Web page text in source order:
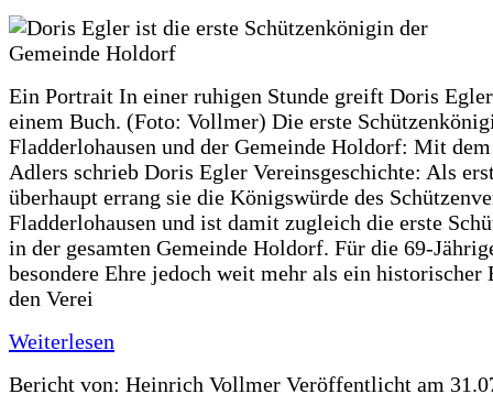
Ein Portrait In einer ruhigen Stunde greift Doris
einem Buch. (Foto: Vollmer) Die erste
Fladderlohausen und der Gemeinde Holdorf: Mit
Adlers schrieb Doris Egler Vereinsgeschichte: Als
überhaupt errang sie die Königswürde des
Fladderlohausen und ist damit zugleich die erste
in der gesamten Gemeinde Holdorf. Für die 69-
besondere Ehre jedoch weit mehr als ein historischer
den Verei
Weiterlesen
Bericht von: Heinrich Vollmer Veröffentlicht am